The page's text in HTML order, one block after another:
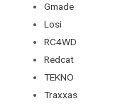
Gmade
Losi
RC4WD
Redcat
TEKNO
Traxxas